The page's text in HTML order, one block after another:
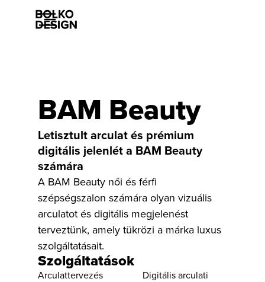
Szolgáltatásaink
Munkáink
Rólunk
Esettanulmányok
Karrier
BAM Beauty
Letisztult arculat és prémium
digitális jelenlét a BAM Beauty
számára
A BAM Beauty női és férfi
szépségszalon számára olyan vizuális
arculatot és digitális megjelenést
terveztünk, amely tükrözi a márka luxus
szolgáltatásait.
Szolgáltatások
Arculattervezés
Digitális arculati